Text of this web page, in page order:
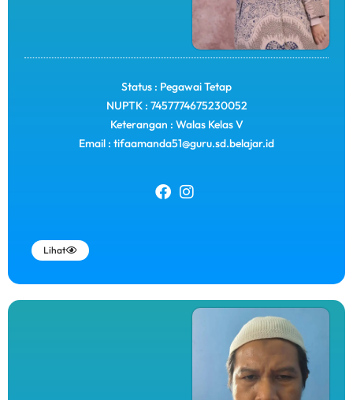
Status : Pegawai Tetap
NUPTK : 7457774675230052
Keterangan : Walas Kelas V
Email : tifaamanda51@guru.sd.belajar.id
Lihat